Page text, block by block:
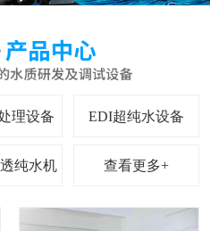
查看更多+